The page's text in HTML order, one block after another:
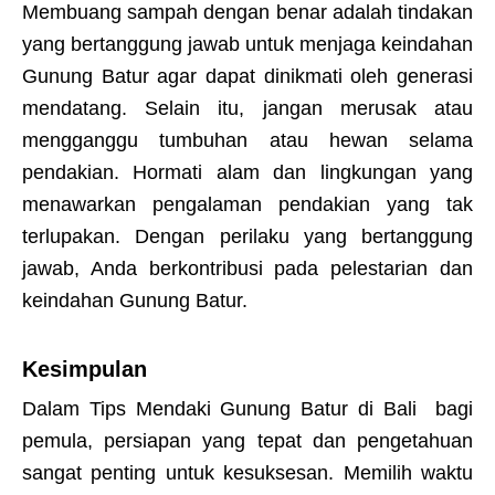
Membuang sampah dengan benar adalah tindakan
yang bertanggung jawab untuk menjaga keindahan
Gunung Batur agar dapat dinikmati oleh generasi
mendatang. Selain itu, jangan merusak atau
mengganggu tumbuhan atau hewan selama
pendakian. Hormati alam dan lingkungan yang
menawarkan pengalaman pendakian yang tak
terlupakan. Dengan perilaku yang bertanggung
jawab, Anda berkontribusi pada pelestarian dan
keindahan Gunung Batur.
Kesimpulan
Dalam Tips Mendaki Gunung Batur di Bali bagi
pemula, persiapan yang tepat dan pengetahuan
sangat penting untuk kesuksesan. Memilih waktu